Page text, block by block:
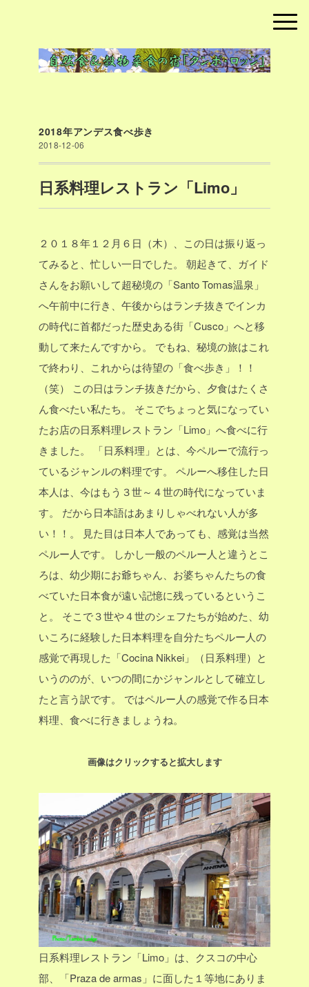
2018年アンデス食べ歩き
2018-12-06
日系料理レストラン「Limo」
２０１８年１２月６日（木）、この日は振り返っ
てみると、忙しい一日でした。
朝起きて、ガイド
さんをお願いして超秘境の「Santo Tomas温泉」
へ午前中に行き、午後からはランチ抜きでインカ
の時代に首都だった歴史ある街「Cusco」へと移
動して来たんですから。
でもね、秘境の旅はこれ
で終わり、これからは待望の「食べ歩き」！！
（笑）
この日はランチ抜きだから、夕食はたくさ
ん食べたい私たち。
そこでちょっと気になってい
たお店の日系料理レストラン「Limo」へ食べに行
きました。
「日系料理」とは、今ペルーで流行っ
ているジャンルの料理です。
ペルーへ移住した日
本人は、今はもう３世～４世の時代になっていま
す。
だから日本語はあまりしゃべれない人が多
い！！。
見た目は日本人であっても、感覚は当然
ペルー人です。
しかし一般のペルー人と違うとこ
ろは、幼少期にお爺ちゃん、お婆ちゃんたちの食
べていた日本食が遠い記憶に残っているというこ
と。
そこで３世や４世のシェフたちが始めた、幼
いころに経験した日本料理を自分たちペルー人の
感覚で再現した「Cocina Nikkei」（日系料理）と
いうののが、いつの間にかジャンルとして確立し
たと言う訳です。
ではペルー人の感覚で作る日本
料理、食べに行きましょうね。
画像はクリックすると拡大します
日系料理レストラン「Limo」は、クスコの中心
部、「Praza de armas」に面した１等地にありま